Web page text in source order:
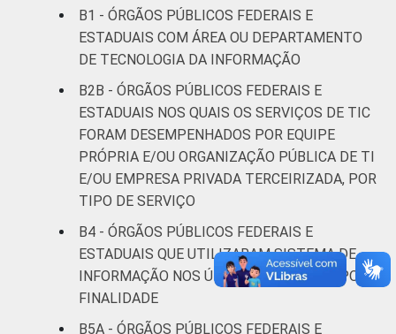
Estudos para o Desenvolvimento da
Sociedade da Informação (Cetic.br),
Pesquisa sobre o uso das tecnologias de
brasileiro – TIC Governo Eletrônico 2021.
B1 - ÓRGÃOS PÚBLICOS FEDERAIS E
ESTADUAIS COM ÁREA OU DEPARTAMENTO
DE TECNOLOGIA DA INFORMAÇÃO
B2B - ÓRGÃOS PÚBLICOS FEDERAIS E
ESTADUAIS NOS QUAIS OS SERVIÇOS DE TIC
FORAM DESEMPENHADOS POR EQUIPE
PRÓPRIA E/OU ORGANIZAÇÃO PÚBLICA DE TI
E/OU EMPRESA PRIVADA TERCEIRIZADA, POR
TIPO DE SERVIÇO
B4 - ÓRGÃOS PÚBLICOS FEDERAIS E
ESTADUAIS QUE UTILIZARAM SISTEMA DE
INFORMAÇÃO NOS ÚLTIMOS 12 MESES, POR
FINALIDADE
B5A - ÓRGÃOS PÚBLICOS FEDERAIS E